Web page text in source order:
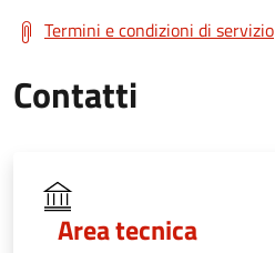
Termini e condizioni di servizio
Contatti
Area tecnica